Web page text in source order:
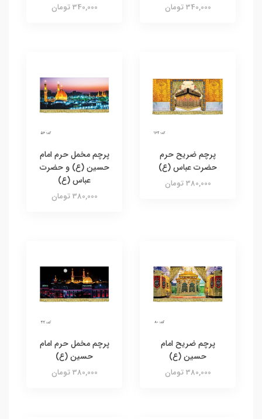
340,000 تومان 340,000 تومان
پرچم ضریح حرم
حضرت عباس (ع)
380,000 تومان
پرچم مخمل حرم امام
حسین (ع) و حضرت
عباس (ع)
380,000 تومان
پرچم ضریح امام
حسین (ع)
380,000 تومان
پرچم مخمل حرم امام
حسین (ع)
380,000 تومان